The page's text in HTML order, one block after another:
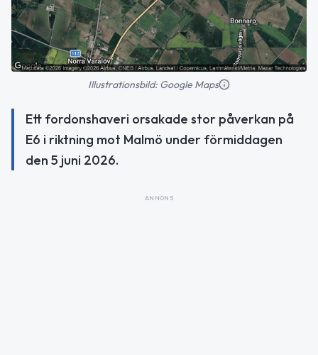
Illustrationsbild: Google Maps
Ett fordonshaveri orsakade stor påverkan på
E6 i riktning mot Malmö under förmiddagen
den 5 juni 2026.
ANNONS